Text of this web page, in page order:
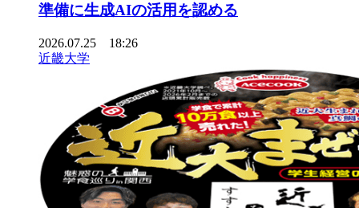
準備に生成AIの活用を認める
2026.07.25 18:26
近畿大学